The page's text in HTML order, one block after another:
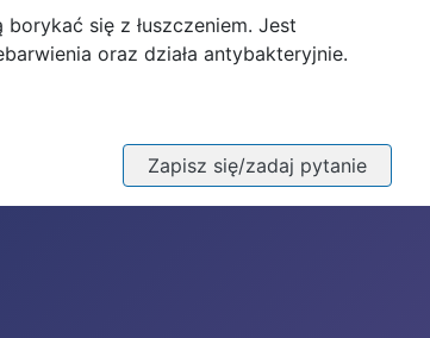
się z łuszczeniem. Jest
oraz działa antybakteryjnie.
Zapisz się/zadaj pytanie